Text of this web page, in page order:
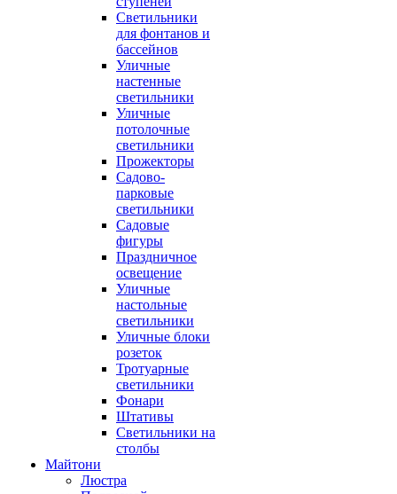
Светильники
для фонтанов и
бассейнов
Уличные
настенные
светильники
Уличные
потолочные
светильники
Прожекторы
Садово-
парковые
светильники
Садовые
фигуры
Праздничное
освещение
Уличные
настольные
светильники
Уличные блоки
розеток
Тротуарные
светильники
Фонари
Штативы
Светильники на
столбы
Майтони
Люстра